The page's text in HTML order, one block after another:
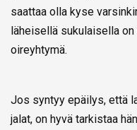
saattaa olla kyse
läheisellä sukulaisella
oireyhtymä.
Jos syntyy epäilys, että
jalat, on hyvä tarkistaa